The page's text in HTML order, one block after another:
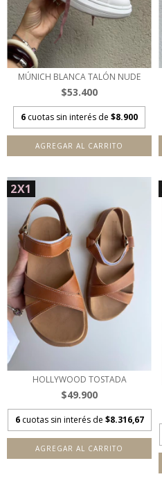
MÚNICH BLANCA TALÓN NUDE
$53.400
6 cuotas sin interés de $8.900
AGREGAR AL CARRITO
2X1
HOLLYWOOD TOSTADA
$49.900
6 cuotas sin interés de $8.316,67
AGREGAR AL CARRITO